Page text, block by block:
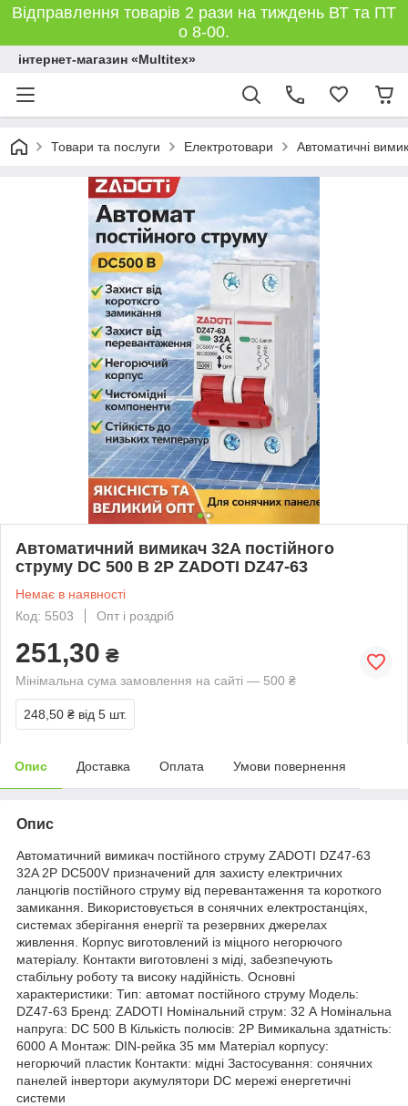
Відправлення товарів 2 рази на тиждень ВТ та ПТ
о 8-00.
інтернет-магазин «Multitex»
Товари та послуги Електротовари Автоматичні
Автоматичний вимикач 32A постійного
струму DC 500 В 2P ZADOTI DZ47-63
Немає в наявності
Код: 5503
Опт і роздріб
251,30 ₴
Мінімальна сума замовлення на сайті — 500 ₴
248,50 ₴ від 5 шт.
Опис Доставка Оплата Умови повернення
Опис
Автоматичний вимикач постійного струму ZADOTI DZ47-63
32A 2P DC500V призначений для захисту електричних
ланцюгів постійного струму від перевантаження та короткого
замикання. Використовується в сонячних електростанціях,
системах зберігання енергії та резервних джерелах
живлення. Корпус виготовлений із міцного негорючого
матеріалу. Контакти виготовлені з міді, забезпечують
стабільну роботу та високу надійність. Основні
характеристики: Тип: автомат постійного струму Модель:
DZ47-63 Бренд: ZADOTI Номінальний струм: 32 А Номінальна
напруга: DC 500 В Кількість полюсів: 2P Вимикальна здатність:
6000 А Монтаж: DIN-рейка 35 мм Матеріал корпусу:
негорючий пластик Контакти: мідні Застосування: сонячних
панелей інвертори акумулятори DC мережі енергетичні
системи